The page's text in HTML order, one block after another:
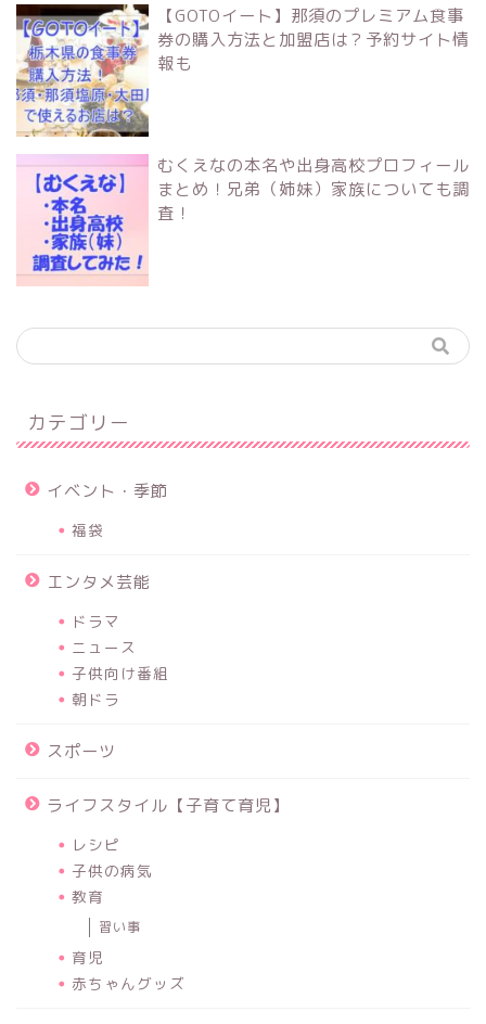
【GOTOイート】那須のプレミアム食事
券の購入方法と加盟店は？予約サイト情
報も
むくえなの本名や出身高校プロフィール
まとめ！兄弟（姉妹）家族についても調
査！
カテゴリー
イベント・季節
福袋
エンタメ芸能
ドラマ
ニュース
子供向け番組
朝ドラ
スポーツ
ライフスタイル【子育て育児】
レシピ
子供の病気
教育
習い事
育児
赤ちゃんグッズ